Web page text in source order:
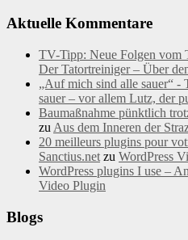
Aktuelle Kommentare
TV-Tipp: Neue Folgen vom
Der Tatortreiniger – Über
„Auf mich sind alle sauer“ -
sauer – vor allem Lutz, der
Baumaßnahme pünktlich
zu Aus dem Inneren der
20 meilleurs plugins pour
Sanctius.net zu WordPress
WordPress plugins I use –
Video Plugin
Blogs